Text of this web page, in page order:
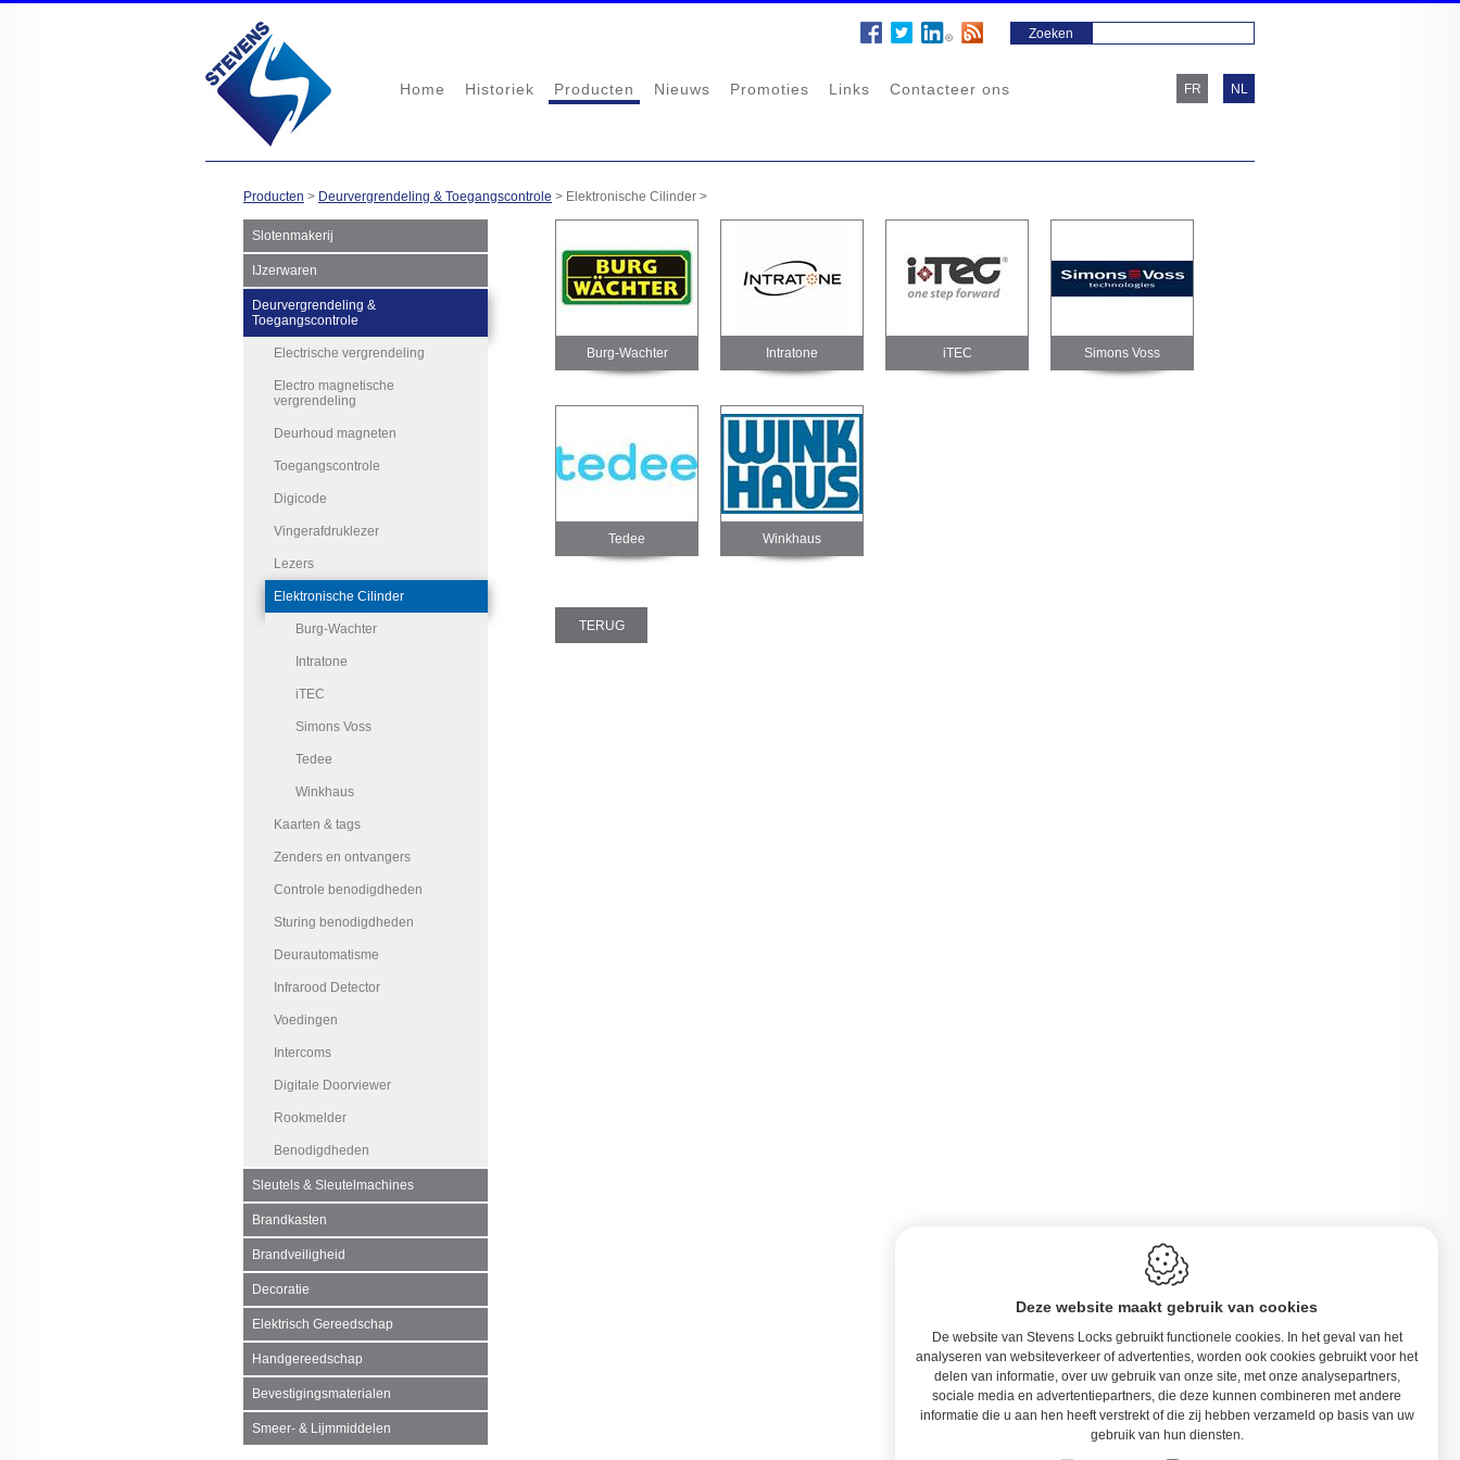
Home Historiek Producten Nieuws Promoties Links Contacteer ons FR NL
Producten > Deurvergrendeling & Toegangscontrole > Elektronische Cilinder >
Slotenmakerij
IJzerwaren
Deurvergrendeling &
Toegangscontrole
Electrische vergrendeling
Electro magnetische
vergrendeling
Deurhoud magneten
Toegangscontrole
Digicode
Vingerafdruklezer
Lezers
Elektronische Cilinder
Burg-Wachter
Intratone
iTEC
Simons Voss
Tedee
Winkhaus
Kaarten & tags
Zenders en ontvangers
Controle benodigdheden
Sturing benodigdheden
Deurautomatisme
Infrarood Detector
Voedingen
Intercoms
Digitale Doorviewer
Rookmelder
Benodigdheden
Sleutels & Sleutelmachines
Brandkasten
Brandveiligheid
Decoratie
Elektrisch Gereedschap
Handgereedschap
Bevestigingsmaterialen
Smeer- & Lijmmiddelen
Burg-Wachter Intratone iTEC Simons Voss
Tedee Winkhaus
TERUG
Deze website maakt gebruik van cookies
De website van Stevens Locks gebruikt functionele cookies. In het geval van het
analyseren van websiteverkeer of advertenties, worden ook cookies gebruikt voor het
delen van informatie, over uw gebruik van onze site, met onze analysepartners,
sociale media en advertentiepartners, die deze kunnen combineren met andere
informatie die u aan hen heeft verstrekt of die zij hebben verzameld op basis van uw
gebruik van hun diensten.